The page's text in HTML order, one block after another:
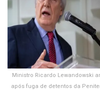
Ministro Ricardo Lewandowski
após fuga de detentos da